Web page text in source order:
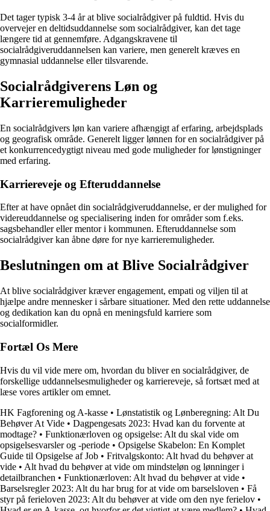
Det tager typisk 3-4 år at blive socialrådgiver på fuldtid. Hvis du
overvejer en deltidsuddannelse som socialrådgiver, kan det tage
længere tid at gennemføre. Adgangskravene til
socialrådgiveruddannelsen kan variere, men generelt kræves en
gymnasial uddannelse eller tilsvarende.
Socialrådgiverens Løn og
Karrieremuligheder
En socialrådgivers løn kan variere afhængigt af erfaring, arbejdsplads
og geografisk område. Generelt ligger lønnen for en socialrådgiver på
et konkurrencedygtigt niveau med gode muligheder for lønstigninger
med erfaring.
Karriereveje og Efteruddannelse
Efter at have opnået din socialrådgiveruddannelse, er der mulighed for
videreuddannelse og specialisering inden for områder som f.eks.
sagsbehandler eller mentor i kommunen. Efteruddannelse som
socialrådgiver kan åbne døre for nye karrieremuligheder.
Beslutningen om at Blive Socialrådgiver
At blive socialrådgiver kræver engagement, empati og viljen til at
hjælpe andre mennesker i sårbare situationer. Med den rette uddannelse
og dedikation kan du opnå en meningsfuld karriere som
socialformidler.
Fortæl Os Mere
Hvis du vil vide mere om, hvordan du bliver en socialrådgiver, de
forskellige uddannelsesmuligheder og karriereveje, så fortsæt med at
læse vores artikler om emnet.
HK Fagforening og A-kasse • Lønstatistik og Lønberegning: Alt Du
Behøver At Vide • Dagpengesats 2023: Hvad kan du forvente at
modtage? • Funktionærloven og opsigelse: Alt du skal vide om
opsigelsesvarsler og -periode • Opsigelse Skabelon: En Komplet
Guide til Opsigelse af Job • Fritvalgskonto: Alt hvad du behøver at
vide • Alt hvad du behøver at vide om mindsteløn og lønninger i
detailbranchen • Funktionærloven: Alt hvad du behøver at vide •
Barselsregler 2023: Alt du har brug for at vide om barselsloven • Få
styr på ferieloven 2023: Alt du behøver at vide om den nye ferielov •